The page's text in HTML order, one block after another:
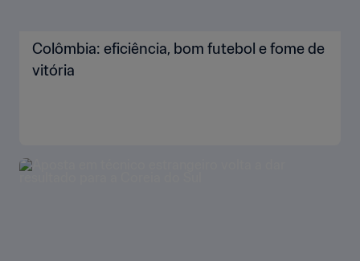
Colômbia: eficiência, bom futebol e fome de
vitória